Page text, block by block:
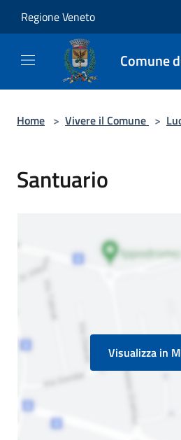
Regione Veneto
Comune
Home > Vivere il Comune >
Santuario
Visualizza in